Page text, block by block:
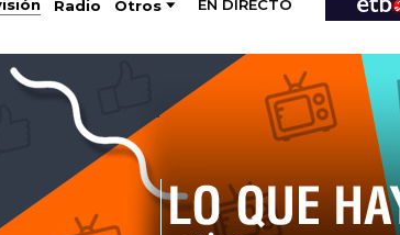
Radio Otros EN DIRECTO